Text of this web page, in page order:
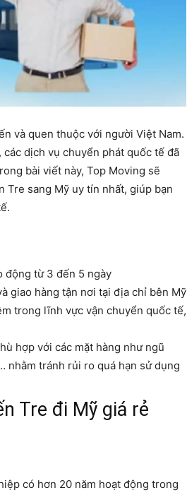
và quen thuộc với người Việt Nam.
dịch vụ chuyển phát quốc tế đã
bài viết này, Top Moving sẽ
Tre sang Mỹ uy tín nhất, giúp bạn
động từ 3 đến 5 ngày
giao hàng tận nơi tại địa chỉ bên Mỹ
trong lĩnh vực vận chuyển quốc tế,
hợp với các mặt hàng như ngũ
nhằm tránh rủi ro quá hạn sử dụng
Tre đi Mỹ giá rẻ
có hơn 20 năm hoạt động trong